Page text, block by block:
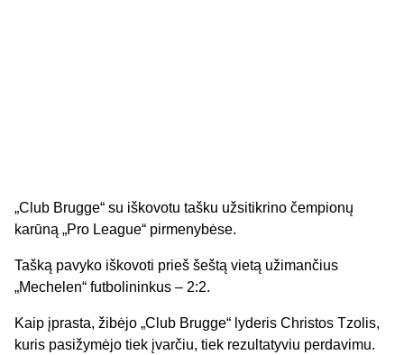
„Club Brugge“ su iškovotu tašku užsitikrino čempionų
karūną „Pro League“ pirmenybėse.
Tašką pavyko iškovoti prieš šeštą vietą užimančius
„Mechelen“ futbolininkus – 2:2.
Kaip įprasta, žibėjo „Club Brugge“ lyderis Christos Tzolis,
kuris pasižymėjo tiek įvarčiu, tiek rezultatyviu perdavimu.